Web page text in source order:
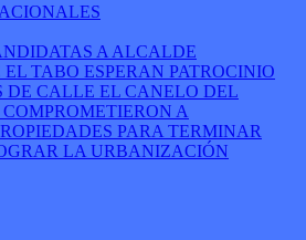
A ALCALDE
TABO ESPERAN PATROCINIO
DE CALLE EL CANELO DEL
A
PARA TERMINAR
LA URBANIZACIÓN